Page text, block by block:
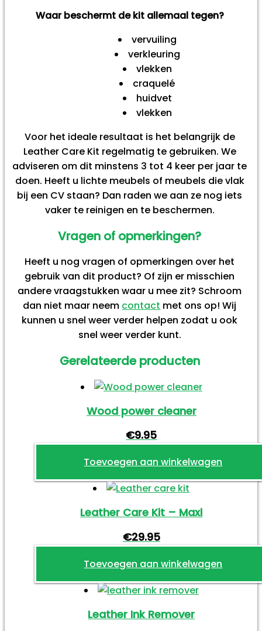
Waar beschermt de kit allemaal tegen?
vervuiling
verkleuring
vlekken
craquelé
huidvet
vlekken
Voor het ideale resultaat is het belangrijk de
Leather Care Kit regelmatig te gebruiken. We
adviseren om dit minstens 3 tot 4 keer per jaar te
doen. Heeft u lichte meubels of meubels die vlak
bij een CV staan? Dan raden we aan ze nog iets
vaker te reinigen en te beschermen.
Vragen of opmerkingen?
Heeft u nog vragen of opmerkingen over het
gebruik van dit product? Of zijn er misschien
andere vraagstukken waar u mee zit? Schroom
dan niet maar neem contact met ons op! Wij
kunnen u snel weer verder helpen zodat u ook
snel weer verder kunt.
Gerelateerde producten
Wood power cleaner
€9.95
Toevoegen aan winkelwagen
Leather Care Kit – Maxi
€29.95
Toevoegen aan winkelwagen
Leather Ink Remover